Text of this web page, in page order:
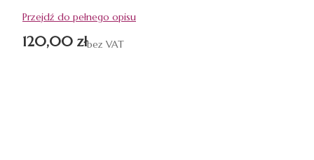
Przejdź do pełnego opisu
Cena
120,00 złbez VAT